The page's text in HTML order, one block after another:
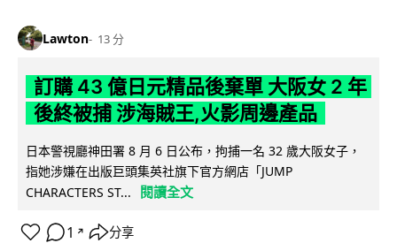
Lawton 13 分
訂購 43 億日元精品後棄單 大阪女 2 年
後終被捕 涉海賊王,火影周邊產品
日本警視廳神田署 8 月 6 日公布，拘捕一名 32 歲大阪女子，
指她涉嫌在出版巨頭集英社旗下官方網店「JUMP
CHARACTERS ST...
閱讀全文
1 ↗ 分享